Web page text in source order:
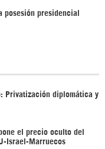
posesión presidencial
Privatización diplomática y
el precio oculto del
Israel-Marruecos